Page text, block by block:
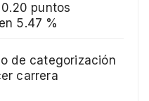
puntos
5.47 %
de categorización
carrera